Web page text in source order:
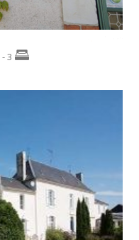
- 3